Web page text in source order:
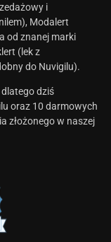
i
Modalert
od znanej marki
(lek z
do Nuvigilu).
dziś
oraz 10 darmowych
złożonego w naszej